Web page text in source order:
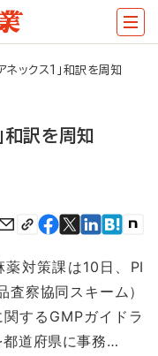
ネックス1」和訳を周知
和訳を周知
対策課は10日、PI
察協同スキーム）
するGMPガイドラ
都道府県に事務…